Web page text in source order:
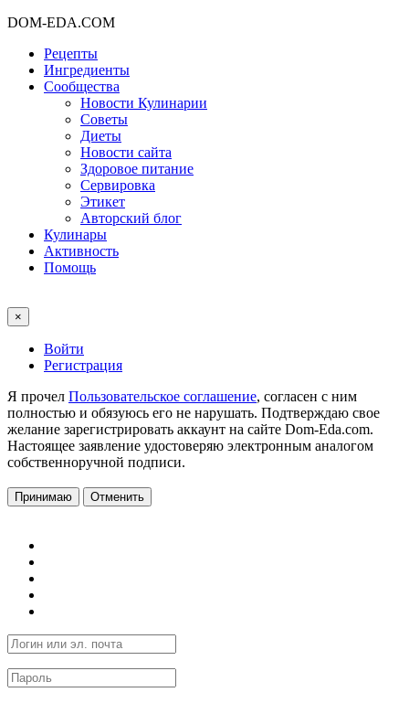
DOM-EDA.COM
Рецепты
Ингредиенты
Сообщества
Новости Кулинарии
Советы
Диеты
Новости сайта
Здоровое питание
Сервировка
Этикет
Авторский блог
Кулинары
Активность
Помощь
×
Войти
Регистрация
Я прочел Пользовательское соглашение, согласен с ним
полностью и обязуюсь его не нарушать. Подтверждаю свое
желание зарегистрировать аккаунт на сайте Dom-Eda.com.
Настоящее заявление удостоверяю электронным аналогом
собственноручной подписи.
Принимаю Отменить